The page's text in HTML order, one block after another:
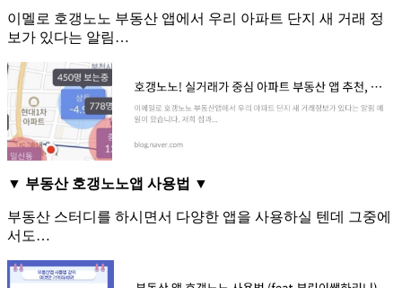
이멜로 호갱노노 부동산 앱에서 우리 아파트 단지 새 거래 정
보가 있다는 알림…
▼ 부동산 호갱노노앱 사용법 ▼
부동산 스터디를 하시면서 다양한 앱을 사용하실 텐데 그중에
서도…